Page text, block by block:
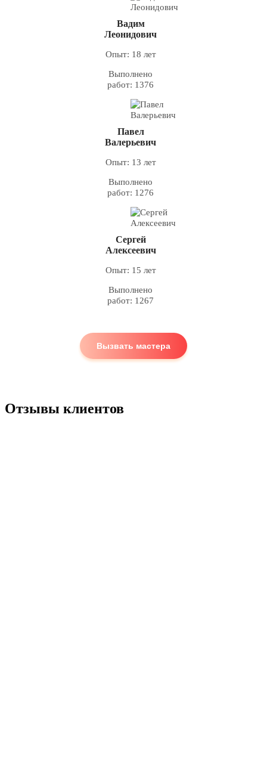
Вадим
Леонидович
Опыт: 18 лет
Выполнено
работ: 1376
Павел
Валерьевич
Опыт: 13 лет
Выполнено
работ: 1276
Сергей
Алексеевич
Опыт: 15 лет
Выполнено
работ: 1267
Вызвать мастера
Отзывы клиентов